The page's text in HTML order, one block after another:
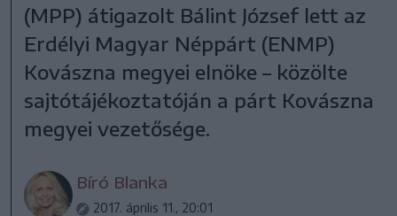
(MPP) átigazolt Bálint József lett az
Erdélyi Magyar Néppárt (ENMP)
Kovászna megyei elnöke – közölte
sajtótájékoztatóján a párt Kovászna
megyei vezetősége.
Bíró Blanka
2017. április 11., 20:01